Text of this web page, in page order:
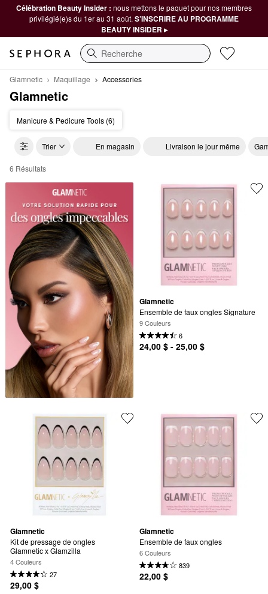
Célébration Beauty Insider : nous mettons le paquet pour nos membres
privilégié(e)s du 1er au 31 août. S’INSCRIRE AU PROGRAMME
BEAUTY INSIDER ▸
Recherche
Glamnetic Maquillage Accessories
Glamnetic
Manicure & Pedicure Tools (6)
Trier En magasin Livraison le jour même
Glamnetic Accessories
6 Résultats
Glamnetic
Ensemble de faux ongles Signature
9 Couleurs
6
24,00 $ - 25,00 $
Glamnetic
Kit de pressage de ongles
Glamnetic x Glamzilla
4 Couleurs
27
29,00 $
Glamnetic
Ensemble de faux ongles
6 Couleurs
839
22,00 $